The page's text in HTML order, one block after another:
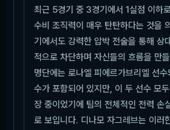
최근 5경기 중 3경기에서 1실점 이하
수비 조직력이 매우 탄탄하다는 것을
기에서도 강력한 압박 전술을 통해 상
적으로 차단하며 자신들의 흐름을 만
명단에는 로나엘 피에르가브리엘 선
수가 포함되어 있지만, 이 두 선수 모
장 중이었기에 팀의 전체적인 전력 손
로 보입니다. 디나모 자그레브는 이러